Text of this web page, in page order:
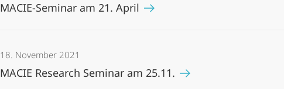
MACIE-Seminar am 21. April
18. November 2021
MACIE Research Seminar am 25.11.